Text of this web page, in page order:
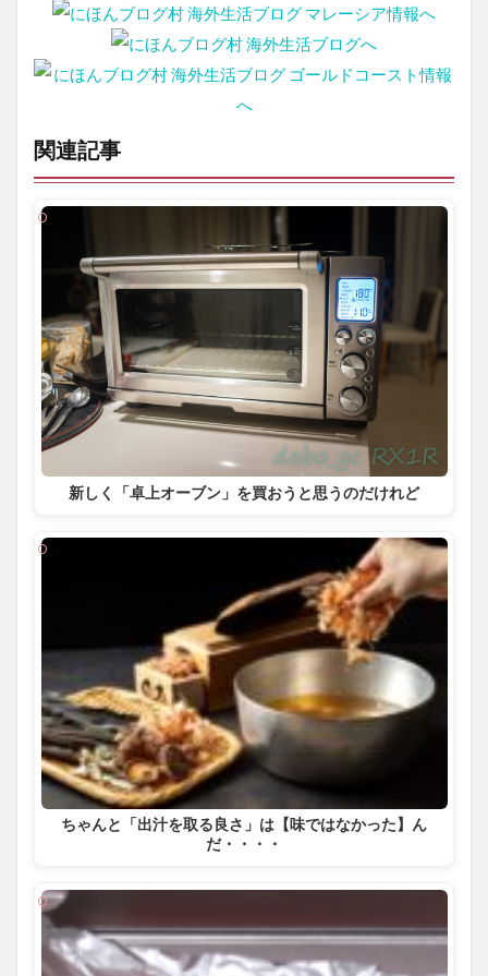
関連記事
新しく「卓上オーブン」を買おうと思うのだけれど
ちゃんと「出汁を取る良さ」は【味ではなかった】ん
だ・・・・